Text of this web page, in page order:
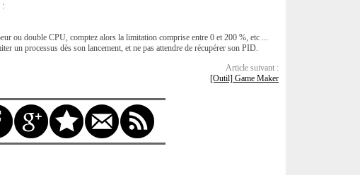
:
ou double CPU, comptez alors la limitation comprise entre 0 et 200 %, etc ...
un processus dès son lancement, et ne pas attendre de récupérer son PID.
Article suivant :
[Outil] Game Maker